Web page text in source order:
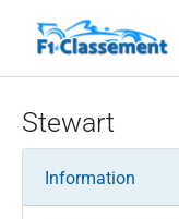
Stewart
Information